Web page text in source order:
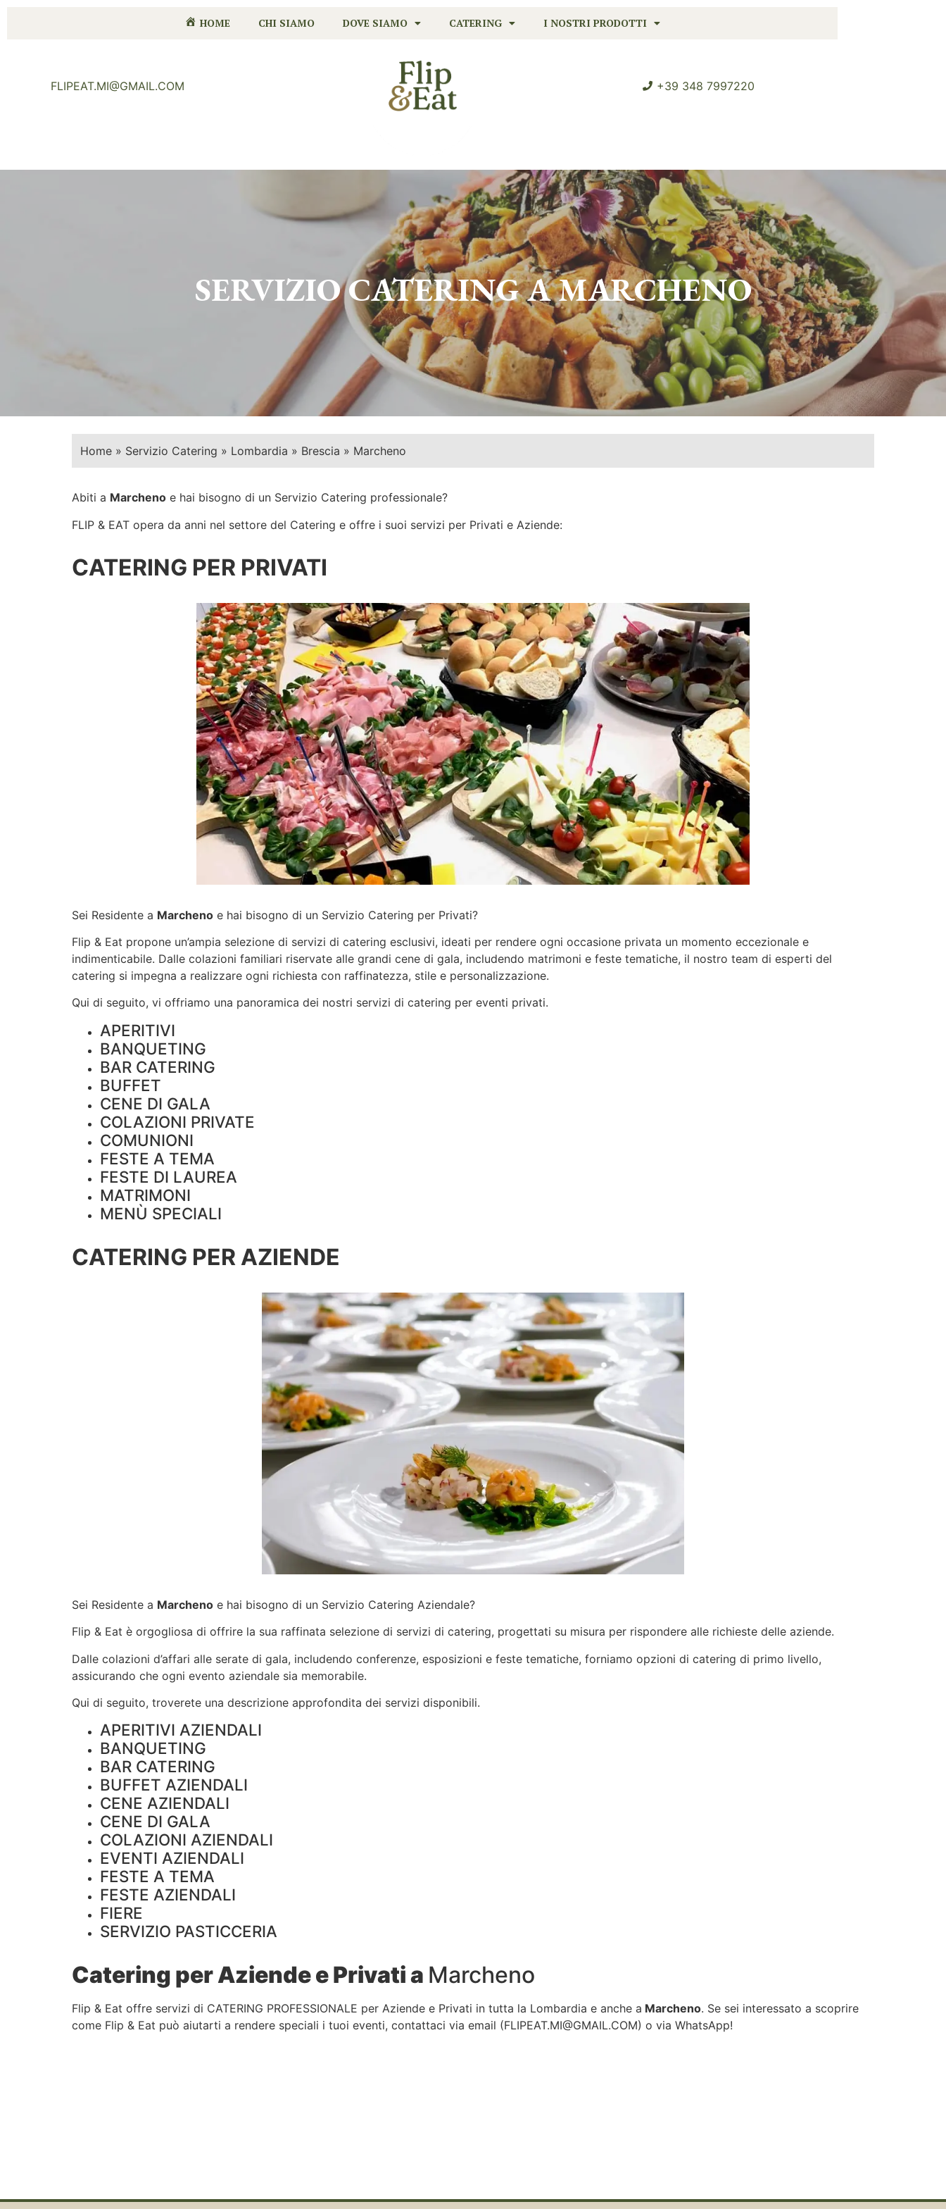
HOME CHI SIAMO DOVE SIAMO CATERING I NOSTRI PRODOTTI
FLIPEAT.MI@GMAIL.COM +39 348 7997220
SERVIZIO CATERING AMARCHENO
Home » Servizio Catering » Lombardia » Brescia » Marcheno
Abiti a Marcheno e hai bisogno di un Servizio Catering professionale?
FLIP & EAT opera da anni nel settore del Catering e offre i suoi servizi per Privati e Aziende:
CATERING PER PRIVATI
Sei Residente a Marcheno e hai bisogno di un Servizio Catering per Privati?
Flip & Eat propone un’ampia selezione di servizi di catering esclusivi, ideati per rendere ogni occasione privata un momento eccezionale e
indimenticabile. Dalle colazioni familiari riservate alle grandi cene di gala, includendo matrimoni e feste tematiche, il nostro team di esperti del
catering si impegna a realizzare ogni richiesta con raffinatezza, stile e personalizzazione.
Qui di seguito, vi offriamo una panoramica dei nostri servizi di catering per eventi privati.
APERITIVI
BANQUETING
BAR CATERING
BUFFET
CENE DI GALA
COLAZIONI PRIVATE
COMUNIONI
FESTE A TEMA
FESTE DI LAUREA
MATRIMONI
MENÙ SPECIALI
CATERING PER AZIENDE
Sei Residente a Marcheno e hai bisogno di un Servizio Catering Aziendale?
Flip & Eat è orgogliosa di offrire la sua raffinata selezione di servizi di catering, progettati su misura per rispondere alle richieste delle aziende.
Dalle colazioni d’affari alle serate di gala, includendo conferenze, esposizioni e feste tematiche, forniamo opzioni di catering di primo livello,
assicurando che ogni evento aziendale sia memorabile.
Qui di seguito, troverete una descrizione approfondita dei servizi disponibili.
APERITIVI AZIENDALI
BANQUETING
BAR CATERING
BUFFET AZIENDALI
CENE AZIENDALI
CENE DI GALA
COLAZIONI AZIENDALI
EVENTI AZIENDALI
FESTE A TEMA
FESTE AZIENDALI
FIERE
SERVIZIO PASTICCERIA
Catering per Aziende e Privati a Marcheno
Flip & Eat offre servizi di CATERING PROFESSIONALE per Aziende e Privati in tutta la Lombardia e anche a Marcheno. Se sei interessato a scoprire
come Flip & Eat può aiutarti a rendere speciali i tuoi eventi, contattaci via email (FLIPEAT.MI@GMAIL.COM) o via WhatsApp!